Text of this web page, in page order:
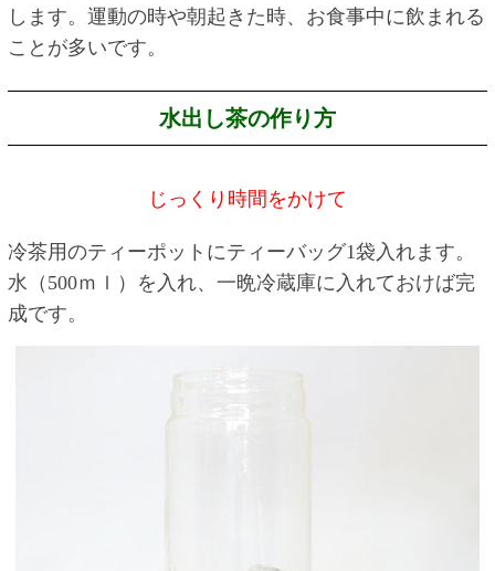
します。運動の時や朝起きた時、お食事中に飲まれる
ことが多いです。
水出し茶の作り方
じっくり時間をかけて
冷茶用のティーポットにティーバッグ1袋入れます。
水（500ｍｌ）を入れ、一晩冷蔵庫に入れておけば完
成です。